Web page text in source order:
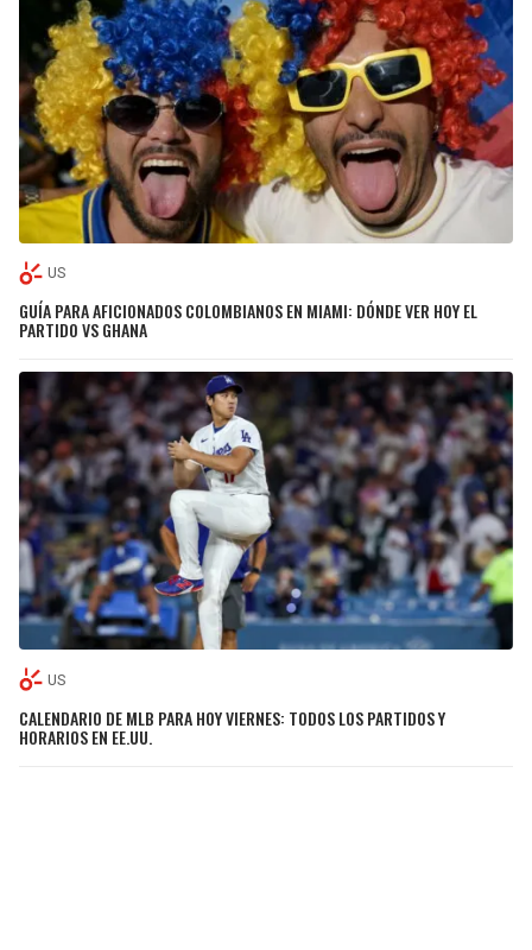
US
GUÍA PARA AFICIONADOS COLOMBIANOS EN MIAMI: DÓNDE VER HOY EL
PARTIDO VS GHANA
US
CALENDARIO DE MLB PARA HOY VIERNES: TODOS LOS PARTIDOS Y
HORARIOS EN EE.UU.